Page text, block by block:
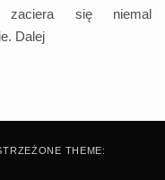
zaciera się niemal
Dalej
THEME: